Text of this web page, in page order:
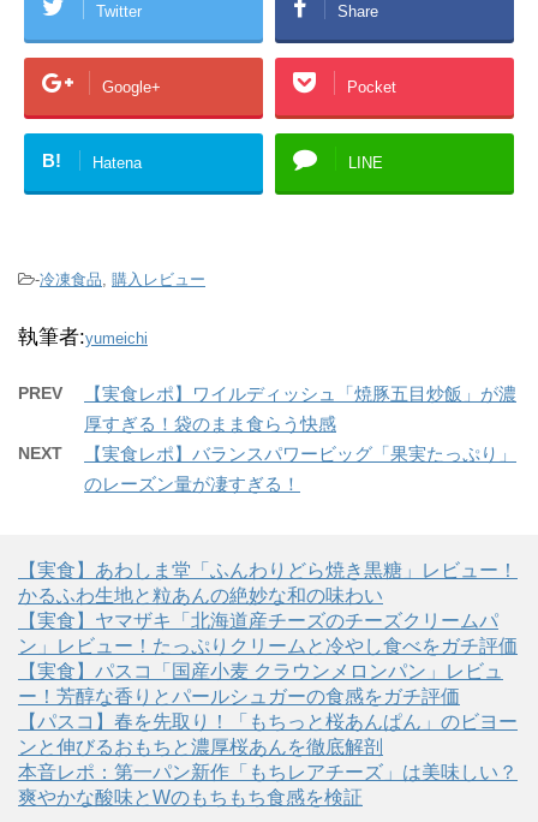
Twitter Share
Google+ Pocket
B! Hatena LINE
-冷凍食品, 購入レビュー
執筆者:yumeichi
PREV
【実食レポ】ワイルディッシュ「焼豚五目炒飯」が濃
厚すぎる！袋のまま食らう快感
NEXT
【実食レポ】バランスパワービッグ「果実たっぷり」
のレーズン量が凄すぎる！
【実食】あわしま堂「ふんわりどら焼き黒糖」レビュー！
かるふわ生地と粒あんの絶妙な和の味わい
【実食】ヤマザキ「北海道産チーズのチーズクリームパ
ン」レビュー！たっぷりクリームと冷やし食べをガチ評価
【実食】パスコ「国産小麦 クラウンメロンパン」レビュ
ー！芳醇な香りとパールシュガーの食感をガチ評価
【パスコ】春を先取り！「もちっと桜あんぱん」のビヨー
ンと伸びるおもちと濃厚桜あんを徹底解剖
本音レポ：第一パン新作「もちレアチーズ」は美味しい？
爽やかな酸味とWのもちもち食感を検証